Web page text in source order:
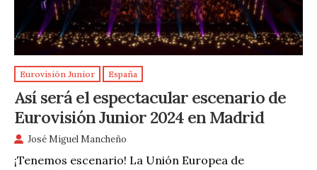
Eurovisión Junior España
Así será el espectacular escenario de
Eurovisión Junior 2024 en Madrid
José Miguel Mancheño
¡Tenemos escenario! La Unión Europea de